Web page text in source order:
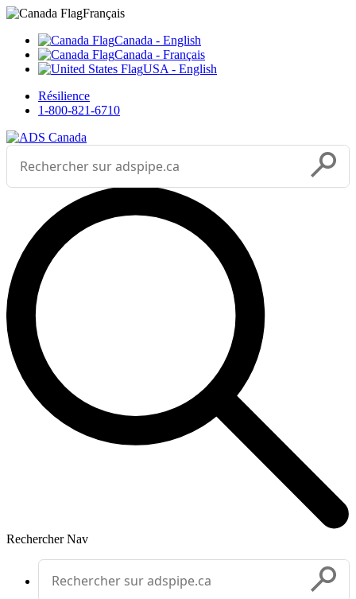
___



Sélectionnez votre langue
Français
Canada - English
Canada - Français
USA - English
Résilience
1-800-821-6710
Effectuer une recherche
Rechercher Nav
Effectuer une recherche